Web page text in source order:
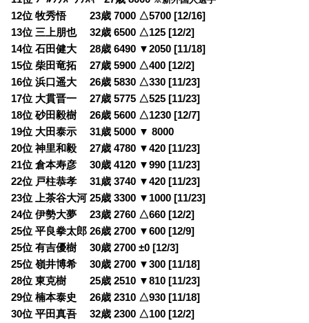
12位 牧秀悟 23歳 7000 △5700 [12/16]
13位 三上朋也 32歳 6500 △125 [12/2]
14位 石田健大 28歳 6490 ▼2050 [11/18]
15位 柴田竜拓 27歳 5900 △400 [12/2]
16位 浜口遥大 26歳 5830 △330 [11/23]
17位 大貫晋一 27歳 5775 △525 [11/23]
18位 砂田毅樹 26歳 5600 △1230 [12/7]
19位 大田泰示 31歳 5000 ▼ 8000
20位 神里和毅 27歳 4780 ▼420 [11/23]
21位 倉本寿彦 30歳 4120 ▼990 [11/23]
22位 戸柱恭孝 31歳 3740 ▼420 [11/23]
23位 上茶谷大河 25歳 3300 ▼1000 [11/23]
24位 伊勢大夢 23歳 2760 △660 [12/2]
25位 平良拳太郎 26歳 2700 ▼600 [12/9]
25位 有吉優樹 30歳 2700 ±0 [12/3]
25位 嶺井博希 30歳 2700 ▼300 [11/18]
28位 東克樹 25歳 2510 ▼810 [11/23]
29位 楠本泰史 26歳 2310 △930 [11/18]
30位 平田真吾 32歳 2300 △100 [12/2]